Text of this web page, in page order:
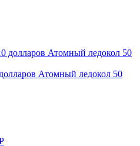
Атомный ледокол 50